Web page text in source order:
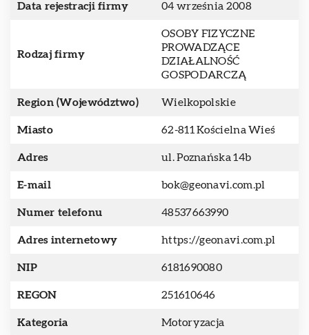
Data rejestracji firmy 04 września 2008
Rodzaj firmy
OSOBY FIZYCZNE
PROWADZĄCE
DZIAŁALNOŚĆ
GOSPODARCZĄ
Region (Województwo) Wielkopolskie
Miasto 62-811 Kościelna Wieś
Adres ul. Poznańska 14b
E-mail bok@geonavi.com.pl
Numer telefonu 48537663990
Adres internetowy https://geonavi.com.pl
NIP 6181690080
REGON 251610646
Kategoria Motoryzacja